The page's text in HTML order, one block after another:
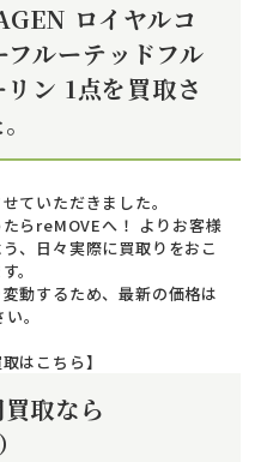
ロイヤルコ
ルーテッドフル
ン 1点を買取さ
ていただきました。
らreMOVEへ！ よりお客様
、日々実際に買取りをおこ
。
動するため、最新の価格は
。
はこちら】
取なら